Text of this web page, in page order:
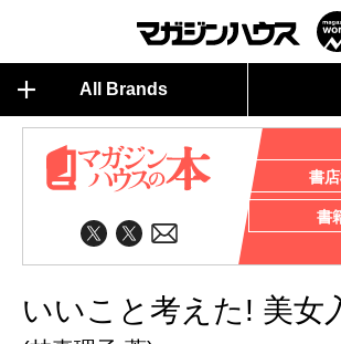
All Brands
書
書
いいこと考えた! 美女